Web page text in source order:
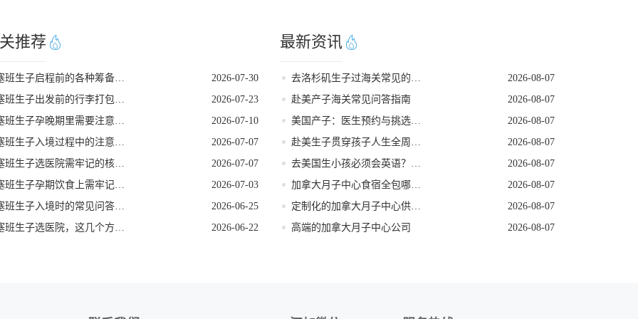
推荐
塞班生子启程前的各种筹备工作
2026-07-30
塞班生子出发前的行李打包攻略
2026-07-23
塞班生子孕晚期里需要注意的事项
2026-07-10
塞班生子入境过程中的注意事项
2026-07-07
塞班生子选医院需牢记的核心要点
2026-07-07
塞班生子孕期饮食上需牢记的要点
2026-07-03
塞班生子入境时的常见问答要点
2026-06-25
塞班生子选医院，这几个方面要重视
2026-06-22
最新资讯
去洛杉矶生子过海关常见的五个遣返原因
2026-08-07
赴美产子海关常见问答指南
2026-08-07
美国产子：医生预约与挑选指南
2026-08-07
赴美生子贯穿孩子人生全周期的身份红利
2026-08-07
去美国生小孩必须会英语？看完这篇就不焦虑了
2026-08-07
加拿大月子中心食宿全包哪家好
2026-08-07
定制化的加拿大月子中心供应商
2026-08-07
高端的加拿大月子中心公司
2026-08-07